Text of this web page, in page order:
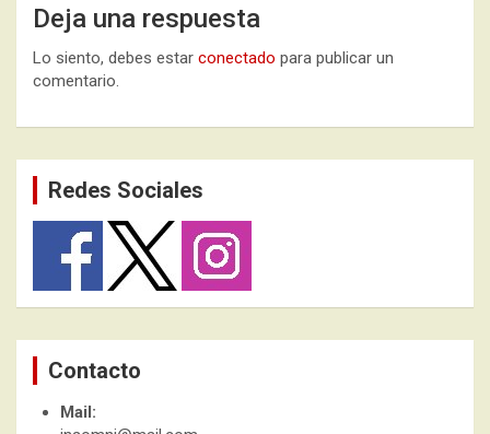
Deja una respuesta
Lo siento, debes estar conectado para publicar un
comentario.
Redes Sociales
Contacto
Mail: